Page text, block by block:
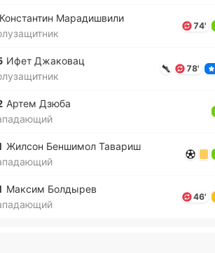
Ко­нста­нтин Ма­ра­ди­шви­ли
74'
Ифет Джа­ко­вац
78'
Артем Дзюба
Жилсон Бе­нши­мол Та­ва­риш
Максим Бо­лды­рев
46'